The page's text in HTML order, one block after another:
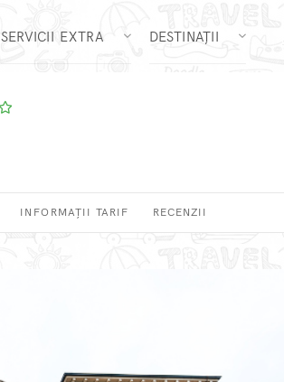
SERVICII EXTRA DESTINAȚII
INFORMAȚII TARIF RECENZII